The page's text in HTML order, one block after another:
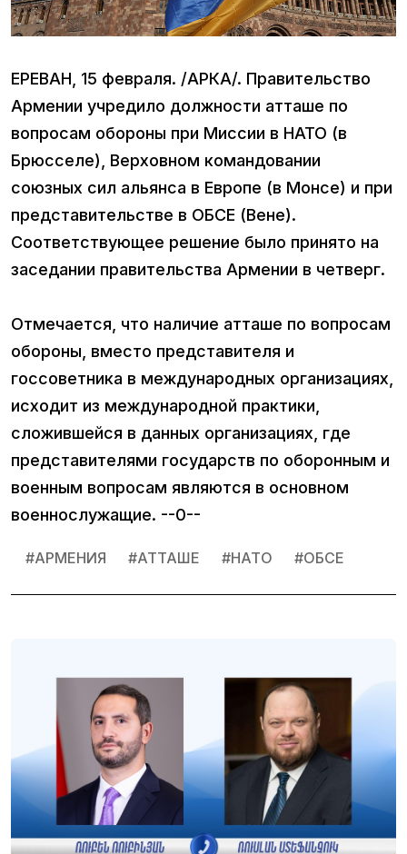
ЕРЕВАН, 15 февраля. /АРКА/. Правительство
Армении учредило должности атташе по
вопросам обороны при Миссии в НАТО (в
Брюсселе), Верховном командовании
союзных сил альянса в Европе (в Монсе) и при
представительстве в ОБСЕ (Вене).
Соответствующее решение было принято на
заседании правительства Армении в четверг.
Отмечается, что наличие атташе по вопросам
обороны, вместо представителя и
госсоветника в международных организациях,
исходит из международной практики,
сложившейся в данных организациях, где
представителями государств по оборонным и
военным вопросам являются в основном
военнослужащие. --0--
#АРМЕНИЯ #АТТАШЕ #НАТО #ОБСЕ